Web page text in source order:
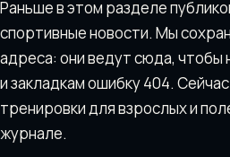
Раньше в этом разделе
спортивные новости. Мы
адреса: они ведут сюда, чтобы
и закладкам ошибку 404.
тренировки для взрослых и
журнале.